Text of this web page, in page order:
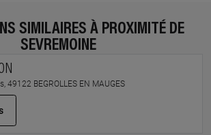
SIMILAIRES À PROXIMITÉ DE
SEVREMOINE
49122 BEGROLLES EN MAUGES